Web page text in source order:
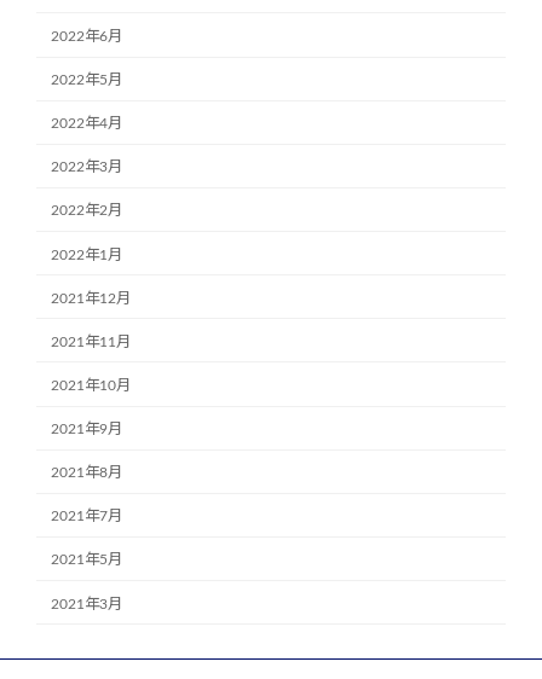
2022年6月
2022年5月
2022年4月
2022年3月
2022年2月
2022年1月
2021年12月
2021年11月
2021年10月
2021年9月
2021年8月
2021年7月
2021年5月
2021年3月